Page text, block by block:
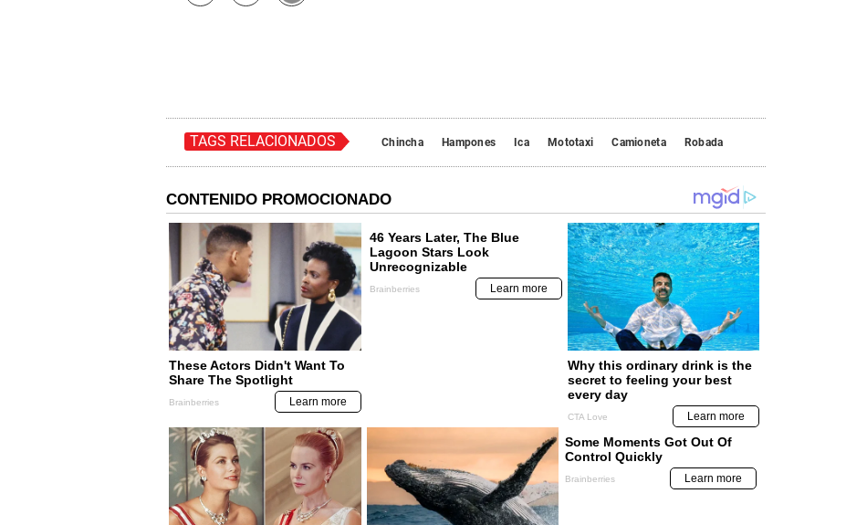
TAGS RELACIONADOS Chincha Hampones Ica Mototaxi Camioneta Robada